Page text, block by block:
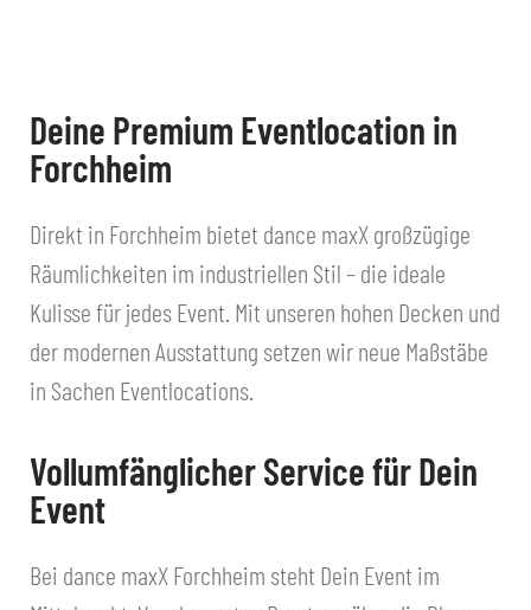
Deine Premium Eventlocation in
Forchheim
Direkt in Forchheim bietet dance maxX großzügige
Räumlichkeiten im industriellen Stil – die ideale
Kulisse für jedes Event. Mit unseren hohen Decken und
der modernen Ausstattung setzen wir neue Maßstäbe
in Sachen Eventlocations.
Vollumfänglicher Service für Dein
Event
Bei dance maxX Forchheim steht Dein Event im